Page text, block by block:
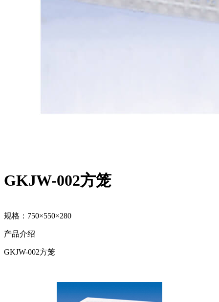
GKJW-002方笼
规格：750×550×280
产品介绍
GKJW-002方笼